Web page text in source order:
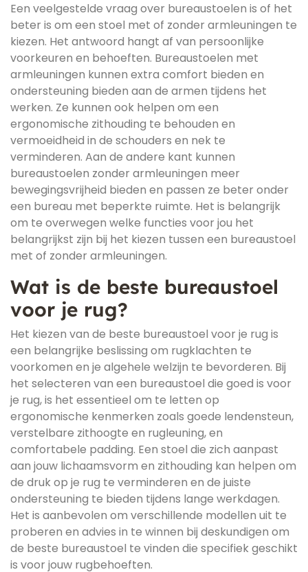
Een veelgestelde vraag over bureaustoelen is of het
beter is om een stoel met of zonder armleuningen te
kiezen. Het antwoord hangt af van persoonlijke
voorkeuren en behoeften. Bureaustoelen met
armleuningen kunnen extra comfort bieden en
ondersteuning bieden aan de armen tijdens het
werken. Ze kunnen ook helpen om een
ergonomische zithouding te behouden en
vermoeidheid in de schouders en nek te
verminderen. Aan de andere kant kunnen
bureaustoelen zonder armleuningen meer
bewegingsvrijheid bieden en passen ze beter onder
een bureau met beperkte ruimte. Het is belangrijk
om te overwegen welke functies voor jou het
belangrijkst zijn bij het kiezen tussen een bureaustoel
met of zonder armleuningen.
Wat is de beste bureaustoel
voor je rug?
Het kiezen van de beste bureaustoel voor je rug is
een belangrijke beslissing om rugklachten te
voorkomen en je algehele welzijn te bevorderen. Bij
het selecteren van een bureaustoel die goed is voor
je rug, is het essentieel om te letten op
ergonomische kenmerken zoals goede lendensteun,
verstelbare zithoogte en rugleuning, en
comfortabele padding. Een stoel die zich aanpast
aan jouw lichaamsvorm en zithouding kan helpen om
de druk op je rug te verminderen en de juiste
ondersteuning te bieden tijdens lange werkdagen.
Het is aanbevolen om verschillende modellen uit te
proberen en advies in te winnen bij deskundigen om
de beste bureaustoel te vinden die specifiek geschikt
is voor jouw rugbehoeften.